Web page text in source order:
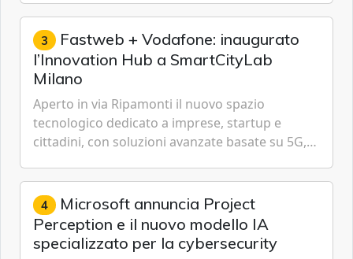
espressione dell'...
3 Fastweb + Vodafone: inaugurato
l’Innovation Hub a SmartCityLab
Milano
Aperto in via Ripamonti il nuovo spazio
tecnologico dedicato a imprese, startup e
cittadini, con soluzioni avanzate basate su 5G,
Cybersecurity.
4 Microsoft annuncia Project
Perception e il nuovo modello IA
specializzato per la cybersecurity